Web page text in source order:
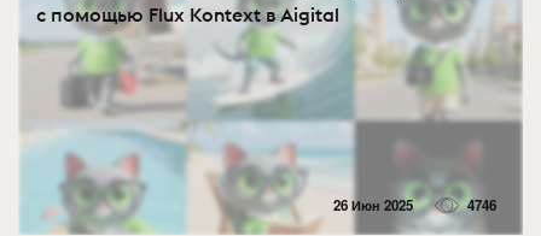
с помощью Flux Kontext в Aigital
26 Июн 2025 4746